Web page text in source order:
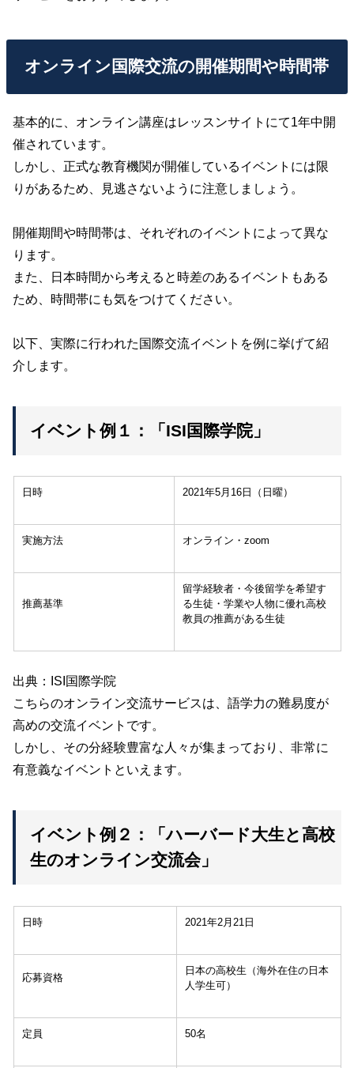
オンライン国際交流の開催期間や時間帯
基本的に、オンライン講座はレッスンサイトにて1年中開
催されています。
しかし、正式な教育機関が開催しているイベントには限
りがあるため、見逃さないように注意しましょう。
開催期間や時間帯は、それぞれのイベントによって異な
ります。
また、日本時間から考えると時差のあるイベントもある
ため、時間帯にも気をつけてください。
以下、実際に行われた国際交流イベントを例に挙げて紹
介します。
イベント例１：「ISI国際学院」
日時 2021年5月16日（日曜）
実施方法 オンライン・zoom
推薦基準
留学経験者・今後留学を希望す
る生徒・学業や人物に優れ高校
教員の推薦がある生徒
出典：ISI国際学院
こちらのオンライン交流サービスは、語学力の難易度が
高めの交流イベントです。
しかし、その分経験豊富な人々が集まっており、非常に
有意義なイベントといえます。
イベント例２：「ハーバード大生と高校
生のオンライン交流会」
日時 2021年2月21日
応募資格
日本の高校生（海外在住の日本
人学生可）
定員 50名